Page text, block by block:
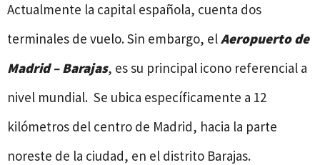
Actualmente la capital española, cuenta dos
terminales de vuelo. Sin embargo, elAeropuerto de
Madrid – Barajas, es su principal icono referencial a
nivel mundial. Se ubica específicamente a 12
kilómetros del centro de Madrid, hacia la parte
noreste de la ciudad, en el distrito Barajas.